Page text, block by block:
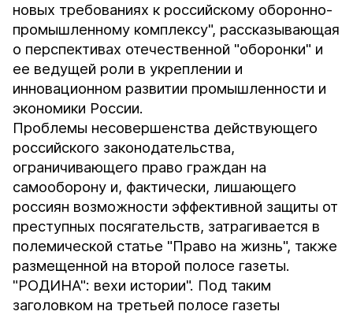
новых требованиях к российскому оборонно-
промышленному комплексу", рассказывающая
о перспективах отечественной "оборонки" и
ее ведущей роли в укреплении и
инновационном развитии промышленности и
экономики России.
Проблемы несовершенства действующего
российского законодательства,
ограничивающего право граждан на
самооборону и, фактически, лишающего
россиян возможности эффективной защиты от
преступных посягательств, затрагивается в
полемической статье "Право на жизнь", также
размещенной на второй полосе газеты.
"РОДИНА": вехи истории". Под таким
заголовком на третьей полосе газеты